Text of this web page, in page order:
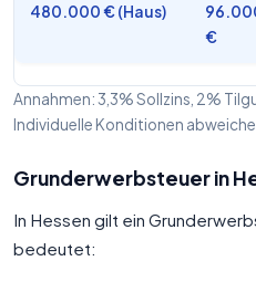
480.000 € (Haus)
€
Annahmen: 3,3% Sollzins, 2%
Individuelle Konditionen
Grunderwerbsteuer in
In Hessen gilt ein
bedeutet: